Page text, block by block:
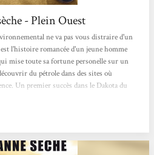
- Plein Ouest
ne va pas vous distraire d'un
l'histoire romancée d'un jeune homme
mise toute sa fortune personelle sur un
du pétrole dans des sites où
Un premier succès dans le Dakota du
moderne qui reposait sur le pétrole